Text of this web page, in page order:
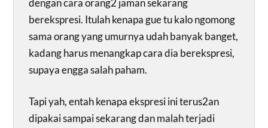
berekspresi. Itulah kenapa gue tu kalo ngomong
sama orang yang umurnya udah banyak banget,
kadang harus menangkap cara dia berekspresi,
supaya engga salah paham.
Tapi yah, entah kenapa ekspresi ini terus2an
dipakai sampai sekarang dan malah terjadi